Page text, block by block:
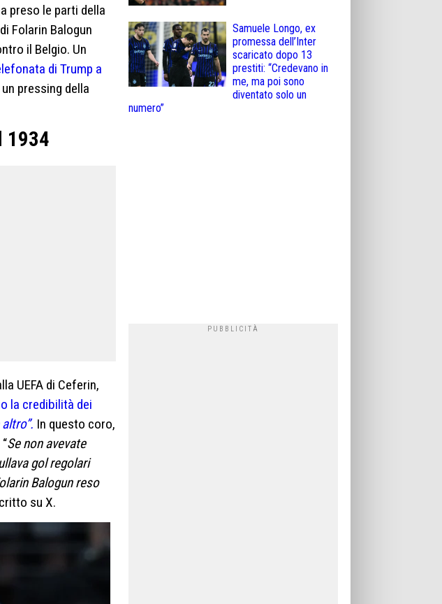
preso le parti della
Folarin Balogun
il Belgio. Un
di Trump a
pressing della
1934
UEFA di Ceferin,
la credibilità dei
In questo coro,
Se non avevate
gol regolari
Balogun reso
su X.
Samuele Longo, ex
promessa dell’Inter
scaricato dopo 13
prestiti: “Credevano in
me, ma poi sono
diventato solo un
numero”